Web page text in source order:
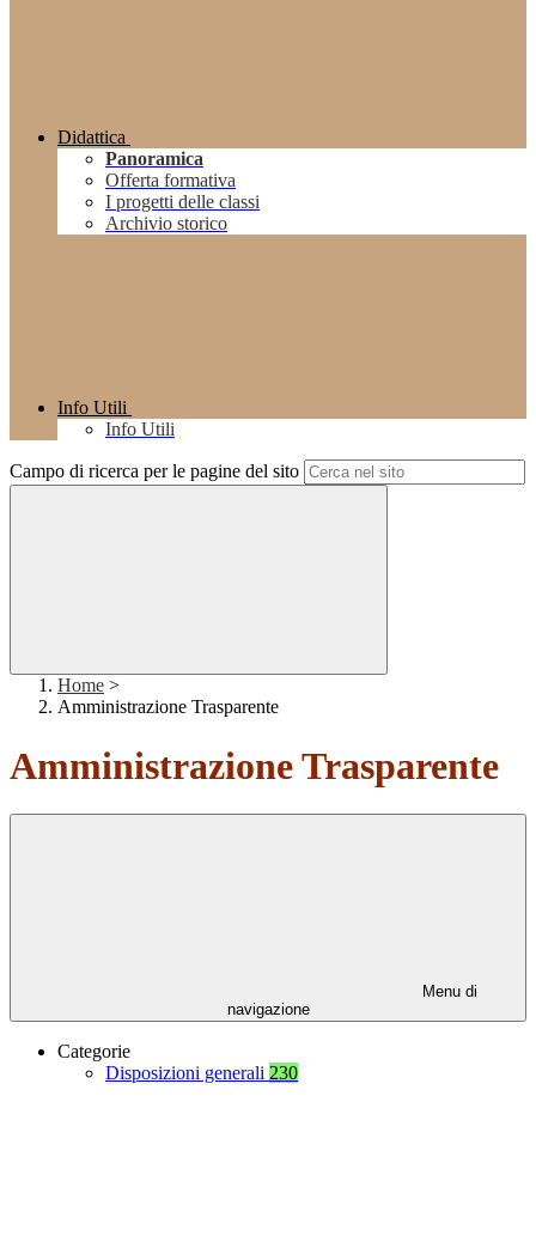
Didattica
Panoramica
Offerta formativa
I progetti delle classi
Archivio storico
Info Utili
Info Utili
Campo di ricerca per le pagine del sito
Home >
Amministrazione Trasparente
Amministrazione Trasparente
Menu di
navigazione
Categorie
Disposizioni generali 230